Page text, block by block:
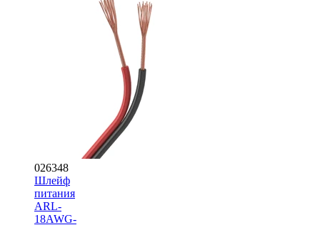
026348
Шлейф
питания
ARL-
18AWG-